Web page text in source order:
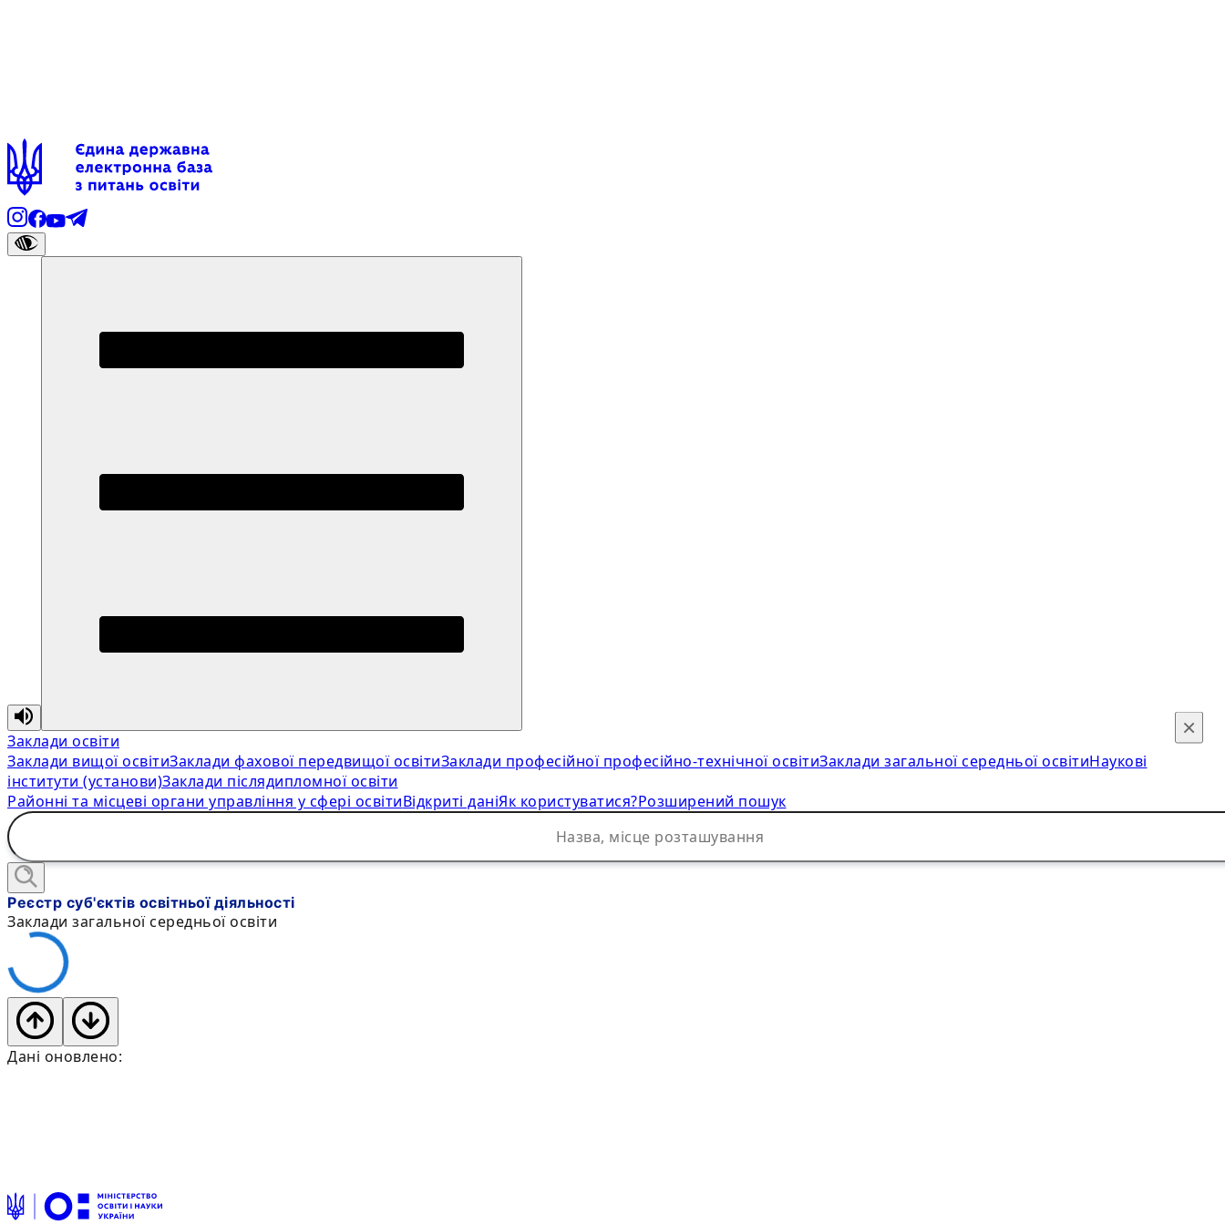
Заклади освіти
Заклади вищої освітиЗаклади фахової передвищої освітиЗаклади професійної професійно-технічної освітиЗаклади загальної середньої освітиНаукові
інститути (установи)Заклади післядипломної освіти
Районні та місцеві органи управління у сфері освітиВідкриті даніЯк користуватися?Розширений пошук
×
Реєстр суб'єктів освітньої діяльності
Заклади загальної середньої освіти
Дані оновлено: